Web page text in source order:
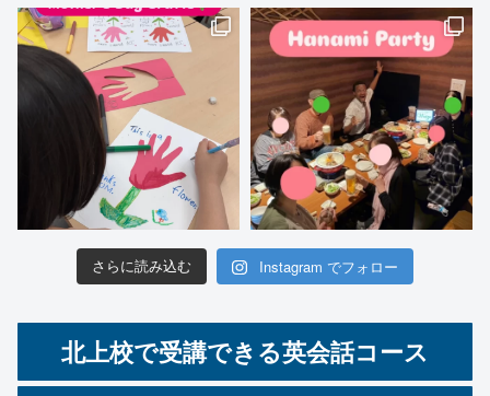
さらに読み込む Instagram でフォロー
北上校で受講できる英会話コース